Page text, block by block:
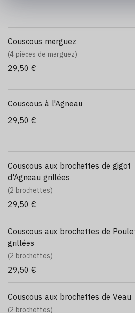
Couscous merguez
(4 pièces de merguez)
29,50 €
Couscous à l'Agneau
29,50 €
Couscous aux brochettes de gigot
d'Agneau grillées
(2 brochettes)
29,50 €
Couscous aux brochettes de
grillées
(2 brochettes)
29,50 €
Couscous aux brochettes de Veau
(2 brochettes)